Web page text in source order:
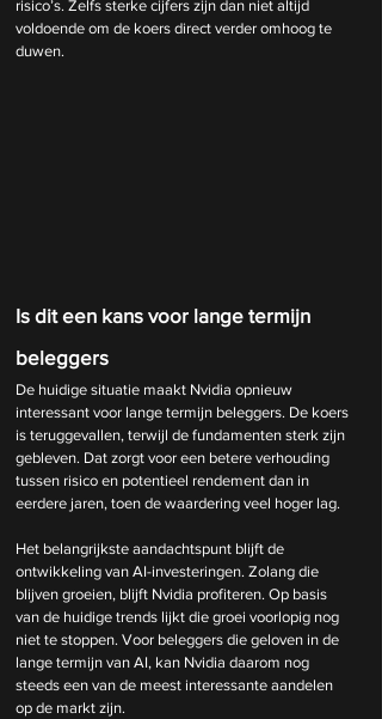
risico’s. Zelfs sterke cijfers zijn dan niet altijd
voldoende om de koers direct verder omhoog te
duwen.
Is dit een kans voor lange termijn
beleggers
De huidige situatie maakt Nvidia opnieuw
interessant voor lange termijn beleggers. De koers
is teruggevallen, terwijl de fundamenten sterk zijn
gebleven. Dat zorgt voor een betere verhouding
tussen risico en potentieel rendement dan in
eerdere jaren, toen de waardering veel hoger lag.
Het belangrijkste aandachtspunt blijft de
ontwikkeling van AI-investeringen. Zolang die
blijven groeien, blijft Nvidia profiteren. Op basis
van de huidige trends lijkt die groei voorlopig nog
niet te stoppen. Voor beleggers die geloven in de
lange termijn van AI, kan Nvidia daarom nog
steeds een van de meest interessante aandelen
op de markt zijn.